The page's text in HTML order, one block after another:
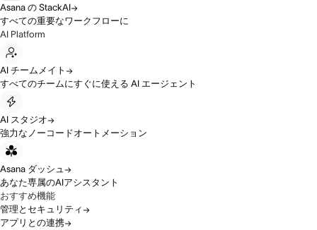
Asana の StackAI
すべての重要なワークフローに
AI Platform
AI チームメイト
すべてのチームにすぐに使える AI エージェント
AI スタジオ
強力なノーコードオートメーション
Asana ダッシュ
あなた専属のAIアシスタント
おすすめ機能
管理とセキュリティ
アプリとの連携